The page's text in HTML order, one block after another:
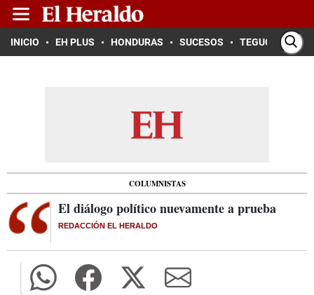
INICIO EH PLUS HONDURAS SUCESOS TEGUCIGALPA
COLUMNISTAS
El diálogo político nuevamente a prueba
REDACCIÓN EL HERALDO